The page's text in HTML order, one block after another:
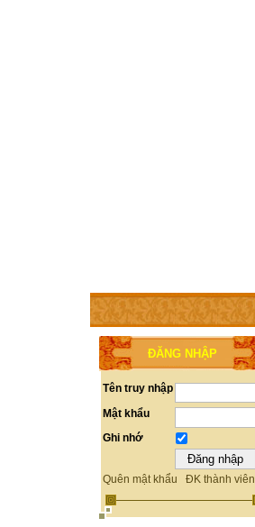
TRANG CHỦ THÀNH VIÊN
ĐĂNG NHẬP
Tên truy nhập
Mật khẩu
Ghi nhớ
Quên mật khẩu ĐK thành viên